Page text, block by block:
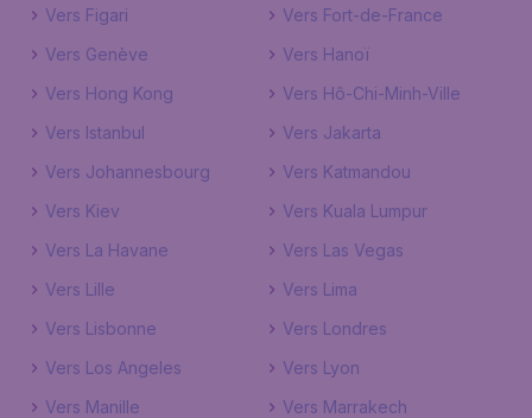
Vers Figari
Vers Fort-de-France
Vers Genève
Vers Hanoï
Vers Hong Kong
Vers Hô-Chi-Minh-Ville
Vers Istanbul
Vers Jakarta
Vers Johannesbourg
Vers Katmandou
Vers Kiev
Vers Kuala Lumpur
Vers La Havane
Vers Las Vegas
Vers Lille
Vers Lima
Vers Lisbonne
Vers Londres
Vers Los Angeles
Vers Lyon
Vers Manille
Vers Marrakech